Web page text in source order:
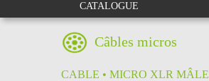
CATALOGUE
Câbles micros
CABLE • MICRO XLR MÂLE